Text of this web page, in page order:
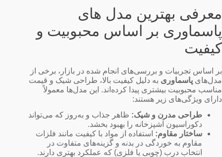
معرفی بهترین مدل های
پاسماوری بر اساس محبوبیت و
کیفیت
بر اساس تجربیات و بررسی‌های انجام شده در بازار، برخی از
مدل‌های پاسماوری به دلیل کیفیت بالا، طراحی شیک و قیمت
مناسب محبوبیت بیشتری پیدا کرده‌اند. این مدل‌ها معمولاً
دارای ویژگی‌های زیر هستند:
طراحی مدرن و شیک: ظاهر جذاب و به‌روز که می‌تواند
دکوراسیون آشپزخانه را بهبود بخشد.
ساختار مقاوم: استفاده از مواد با کیفیت مانند فلزات
مقاوم به خوردگی در بدنه و گزینه‌های متفاوت در
انتخاب درب (چوبی یا فلزی) که عملکرد بهتری دارند.